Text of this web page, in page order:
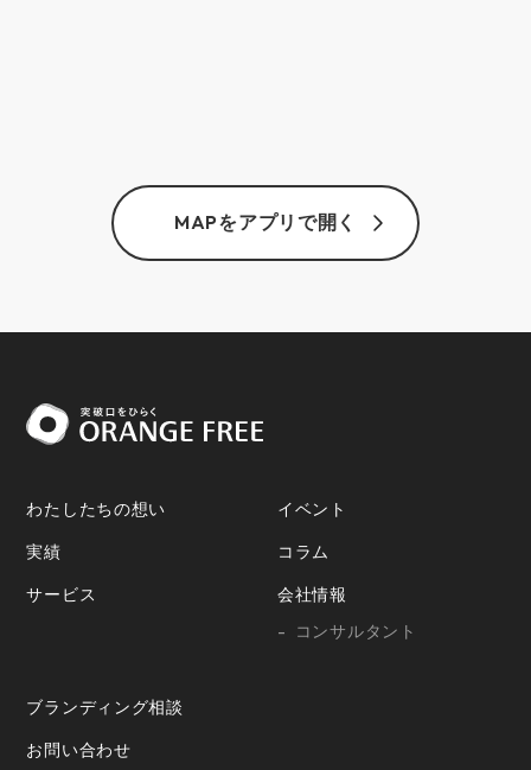
MAPをアプリで開く
わたしたちの想い
実績
サービス
イベント
コラム
会社情報
コンサルタント
ブランディング相談
お問い合わせ